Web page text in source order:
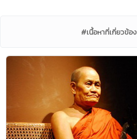
#เนื้อหาที่เกี่ยวข้อง